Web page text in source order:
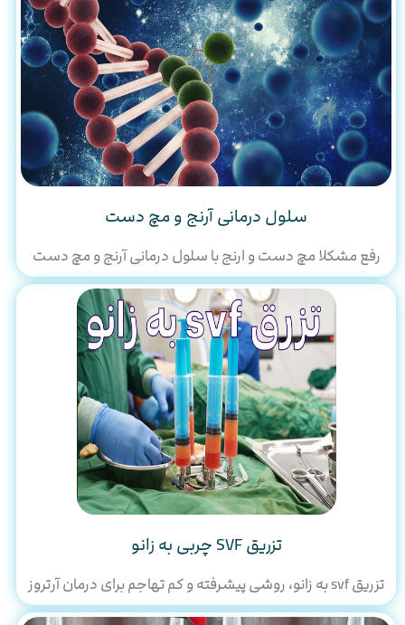
سلول درمانی آرنج و مچ دست
رفع مشکلا مچ دست و ارنج با سلول درمانی آرنج و مچ دست
تزریق SVF چربی به زانو
تزریق svf به زانو، روشی پیشرفته و کم‌ تهاجم برای درمان آرتروز